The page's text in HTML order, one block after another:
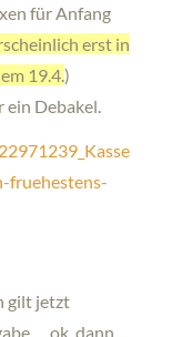
für Anfang
erst in
19.4.)
Debakel.
fruehestens-
gilt jetzt
… ok, dann